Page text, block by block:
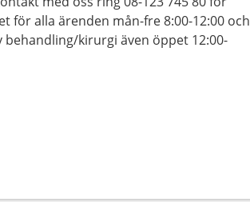
för alla ärenden mån-fre 8:00-12:00 och
kirurgi även öppet 12:00-